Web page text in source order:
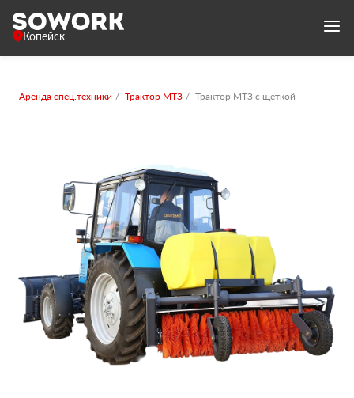
Копейск
Аренда спец.техники Трактор МТЗ Трактор МТЗ с щеткой